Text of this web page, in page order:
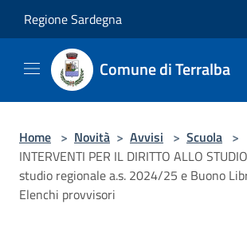
Regione Sardegna
Comune di Terralba
Home > Novità > Avvisi > Scuola >
INTERVENTI PER IL DIRITTO ALLO
studio regionale a.s. 2024/25 e Buono
Elenchi provvisori